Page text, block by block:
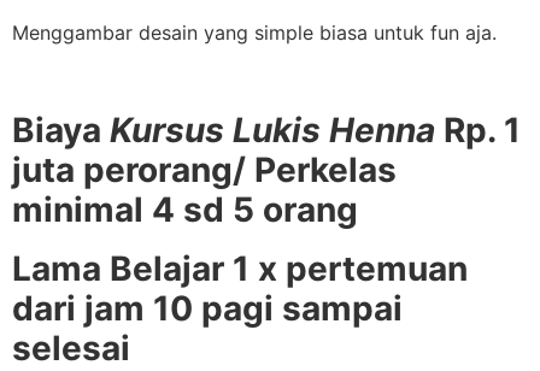
Menggambar desain yang simple biasa untuk fun aja.
Biaya Kursus Lukis Henna Rp. 1
juta perorang/ Perkelas
minimal 4 sd 5 orang
Lama Belajar 1 x pertemuan
dari jam 10 pagi sampai
selesai